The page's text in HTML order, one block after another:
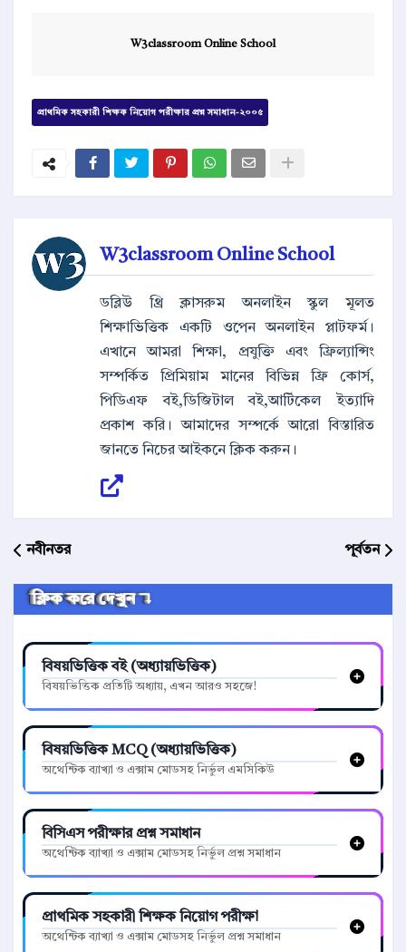
W3classroom Online School
প্রাথমিক সহকারী শিক্ষক নিয়োগ পরীক্ষার প্রশ্ন সমাধান-২০০৫
W3classroom Online School
ডব্লিউ থ্রি ক্লাসরুম অনলাইন স্কুল মূলত
শিক্ষাভিত্তিক একটি ওপেন অনলাইন প্লাটফর্ম।
এখানে আমরা শিক্ষা, প্রযুক্তি এবং ফ্রিল্যান্সিং
সম্পর্কিত প্রিমিয়াম মানের বিভিন্ন ফ্রি কোর্স,
পিডিএফ বই,ডিজিটাল বই,আর্টিকেল ইত্যাদি
প্রকাশ করি। আমাদের সম্পর্কে আরো বিস্তারিত
জানতে নিচের আইকনে ক্লিক করুন।
নবীনতর পূর্বতন
ক্লিক করে দেখুন ↴
বিষয়ভিত্তিক বই (অধ্যায়ভিত্তিক)
বিষয়ভিত্তিক প্রতিটি অধ্যায়, এখন আরও সহজে!
বিষয়ভিত্তিক MCQ (অধ্যায়ভিত্তিক)
অথেন্টিক ব্যাখ্যা ও এক্সাম মোডসহ নির্ভুল এমসিকিউ
বিসিএস পরীক্ষার প্রশ্ন সমাধান
অথেন্টিক ব্যাখ্যা ও এক্সাম মোডসহ নির্ভুল প্রশ্ন সমাধান
প্রাথমিক সহকারী শিক্ষক নিয়োগ পরীক্ষা
অথেন্টিক ব্যাখ্যা ও এক্সাম মোডসহ নির্ভুল প্রশ্ন সমাধান